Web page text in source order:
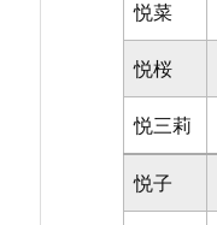
悦菜
悦桜
悦三莉
悦子